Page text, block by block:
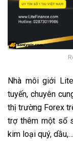
Nhà môi giới
tuyến, chuyên
thị trường Forex
trợ thêm một số
kim loại quý, dầu,…